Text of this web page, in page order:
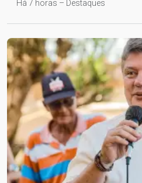
Há 7 horas – Destaques